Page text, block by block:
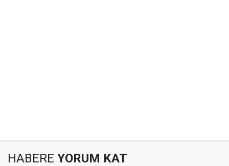
HABERE YORUM KAT